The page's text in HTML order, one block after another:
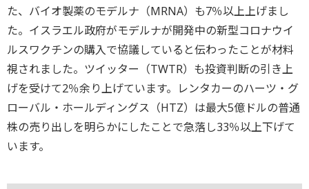
た、バイオ製薬のモデルナ（MRNA）も7％以上上げまし
た。イスラエル政府がモデルナが開発中の新型コロナウイ
ルスワクチンの購入で協議していると伝わったことが材料
視されました。ツイッター（TWTR）も投資判断の引き上
げを受けて2％余り上げています。レンタカーのハーツ・グ
ローバル・ホールディングス（HTZ）は最大5億ドルの普通
株の売り出しを明らかにしたことで急落し33％以上下げて
います。